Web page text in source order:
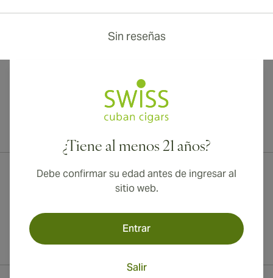
Sin reseñas
¿Tiene al menos 21 años?
Debe confirmar su edad antes de ingresar al
sitio web.
Entrar
Salir